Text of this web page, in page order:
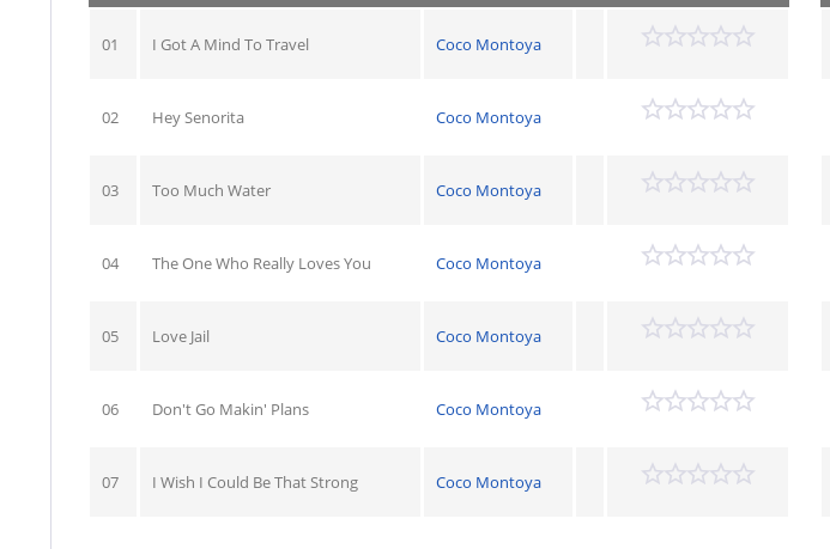
01 I Got A Mind To Travel Coco Montoya
02 Hey Senorita Coco Montoya
03 Too Much Water Coco Montoya
04 The One Who Really Loves You Coco Montoya
05 Love Jail Coco Montoya
06 Don't Go Makin' Plans Coco Montoya
07 I Wish I Could Be That Strong Coco Montoya